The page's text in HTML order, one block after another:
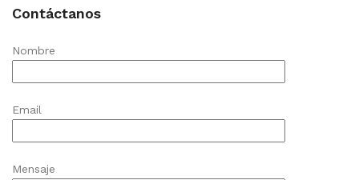
Contáctanos
Nombre
Email
Mensaje